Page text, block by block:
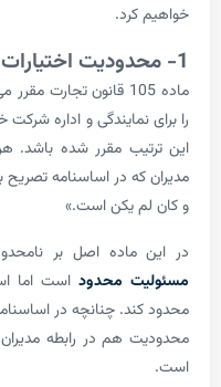
ماده 105 قانون تجارت مقرر می‌دارد
و اداره شرکت خواهند داشت
مقرر شده باشد. هر قرارداد
در اساسنامه تصریح به آن نشده
یکن است.»
اصل بر نامحدود بودن
محدود است اما اساسنامه
چنانچه در اساسنامه اختیاری
هم در رابطه مدیران هم در